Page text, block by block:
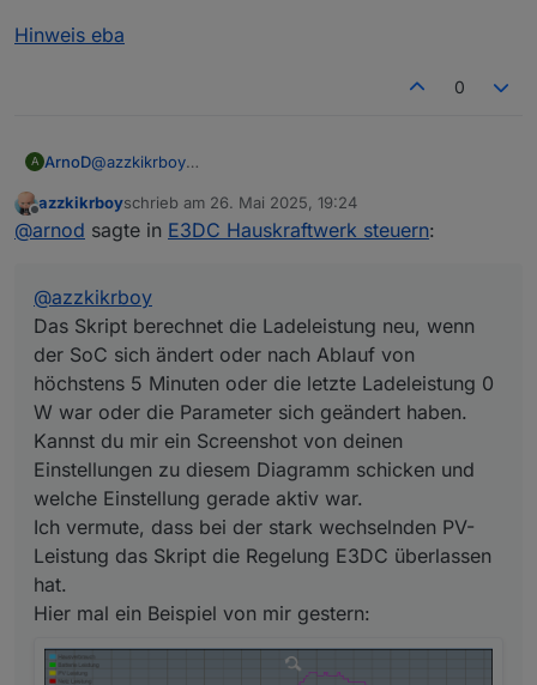
Hinweis eba
0
A ArnoD@azzkikrboy
SoC sich ändert oder nach Ablauf von höchstens 5
Minuten oder die letzte Ladeleistung 0 W war oder die
zu diesem Diagramm schicken und welche Einstellung
gerade aktiv war.
Ich vermute, dass bei der stark wechselnden PV-
Leistung das Skript die Regelung E3DC überlassen hat.
Hier mal ein Beispiel von mir gestern:
Der grüne Balken ganz unten im Diagramm zeigt an,
wann E3DC von extern gesteuert wurde, also vom
Leistung geringer ist als die berechnete Ladeleistung
wir die Regelung E3DC überlassen, da man mit einem
Skript von extern über zwei Schnittstellen gar nicht so
schnell reagieren kann.
Du kannst ja mal bei dir auch die Objekt-IDe3dc-
rscp.0.EMS.STATUS_7 im Diagramm anzeigen lassen,
dann erkennst du sofort, ob es ein Problem vom Skript
Offline
azzkikrboyschrieb am 26. Mai 2025, 19:24
zuletzt editiert von
@arnod sagte in E3DC Hauskraftwerk steuern:
@azzkikrboy
Das Skript berechnet die Ladeleistung neu, wenn
der SoC sich ändert oder nach Ablauf von
höchstens 5 Minuten oder die letzte Ladeleistung 0
W war oder die Parameter sich geändert haben.
Kannst du mir ein Screenshot von deinen
Einstellungen zu diesem Diagramm schicken und
welche Einstellung gerade aktiv war.
Ich vermute, dass bei der stark wechselnden PV-
Leistung das Skript die Regelung E3DC überlassen
hat.
Hier mal ein Beispiel von mir gestern: